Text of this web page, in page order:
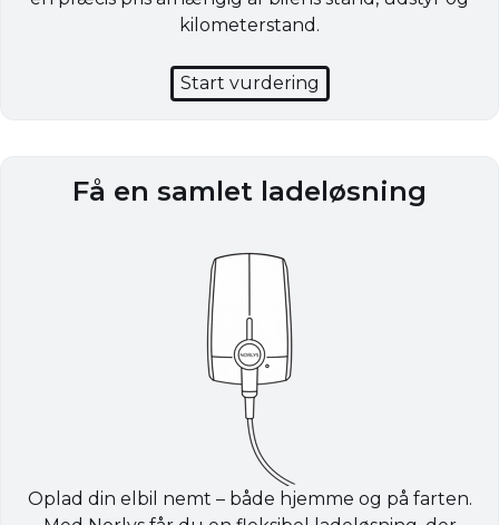
kilometerstand.
Start vurdering
Få en samlet ladeløsning
Oplad din elbil nemt – både hjemme og på farten.